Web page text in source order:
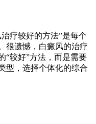
疗较好的方法”是每个
很遗憾，白癜风的治疗
“较好”方法，而是需要
型，选择个体化的综合